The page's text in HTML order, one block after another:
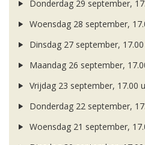
Donderdag 29 september,
Woensdag 28 september,
Dinsdag 27 september,
Maandag 26 september,
Vrijdag 23 september, 17.00
Donderdag 22 september,
Woensdag 21 september,